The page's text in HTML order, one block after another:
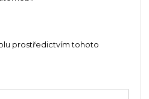
prostředictvím tohoto